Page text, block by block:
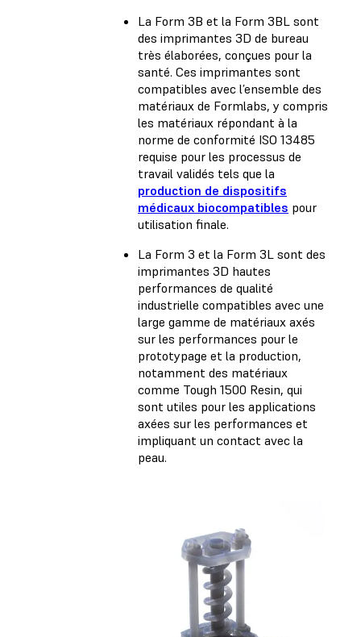
La Form 3B et la Form 3BL sont
des imprimantes 3D de bureau
très élaborées, conçues pour la
santé. Ces imprimantes sont
compatibles avec l’ensemble des
matériaux de Formlabs, y compris
les matériaux répondant à la
norme de conformité ISO 13485
requise pour les processus de
travail validés tels que la
production de dispositifs
médicaux biocompatibles pour
utilisation finale.
La Form 3 et la Form 3L sont des
imprimantes 3D hautes
performances de qualité
industrielle compatibles avec une
large gamme de matériaux axés
sur les performances pour le
prototypage et la production,
notamment des matériaux
comme Tough 1500 Resin, qui
sont utiles pour les applications
axées sur les performances et
impliquant un contact avec la
peau.